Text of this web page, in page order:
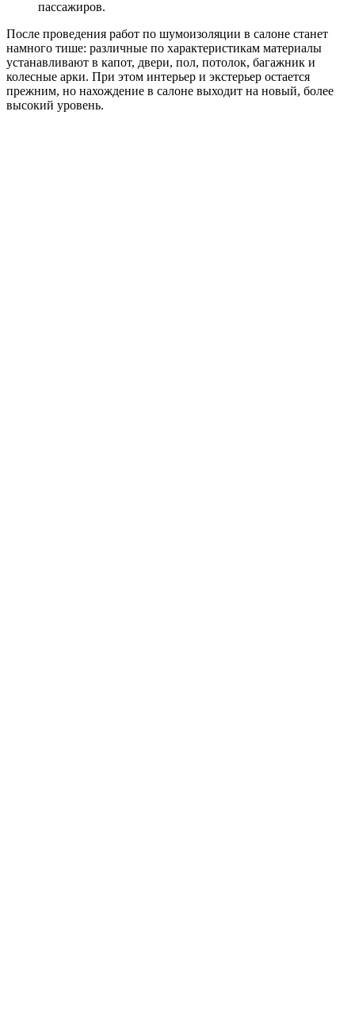
пассажиров.
После проведения работ по шумоизоляции в салоне станет
намного тише: различные по характеристикам материалы
устанавливают в капот, двери, пол, потолок, багажник и
колесные арки. При этом интерьер и экстерьер остается
прежним, но нахождение в салоне выходит на новый, более
высокий уровень.